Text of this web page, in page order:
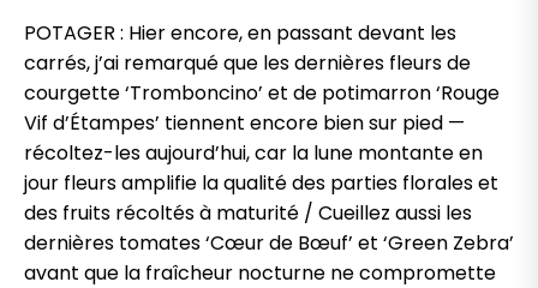
POTAGER : Hier encore, en passant devant les
carrés, j’ai remarqué que les dernières fleurs de
courgette ‘Tromboncino’ et de potimarron ‘Rouge
Vif d’Étampes’ tiennent encore bien sur pied —
récoltez-les aujourd’hui, car la lune montante en
jour fleurs amplifie la qualité des parties florales et
des fruits récoltés à maturité / Cueillez aussi les
dernières tomates ‘Cœur de Bœuf’ et ‘Green Zebra’
avant que la fraîcheur nocturne ne compromette